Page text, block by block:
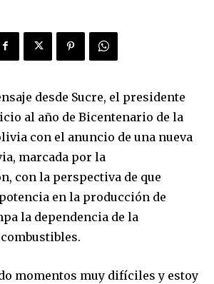
desde Sucre, el presidente
al año de Bicentenario de la
con el anuncio de una nueva
marcada por la
con la perspectiva de que
en la producción de
la dependencia de la
momentos muy difíciles y estoy